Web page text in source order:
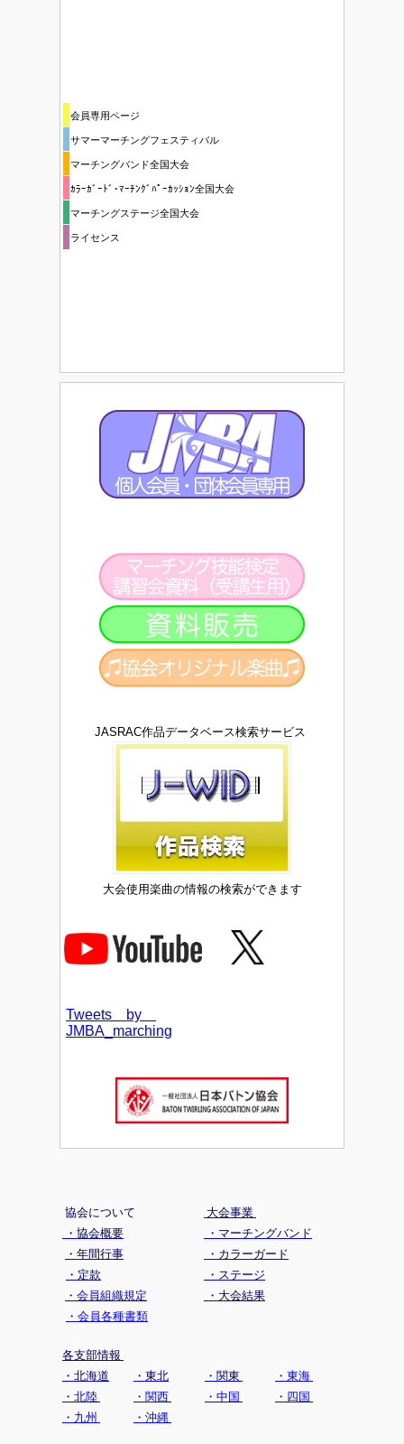
会員専用ページ
サマーマーチングフェスティバル
マーチングバンド全国大会
ｶﾗｰｶﾞｰﾄﾞ･ﾏｰﾁﾝｸﾞﾊﾟｰｶｯｼｮﾝ全国大会
マーチングステージ全国大会
ライセンス
JASRAC作品データベース検索サービス
大会使用楽曲の情報の検索ができます
Tweets by
JMBA_marching
協会について
大会事業
・協会概要
・マーチングバンド
・年間行事
・カラーガード
・定款
・ステージ
・会員組織規定
・大会結果
・会員各種書類
各支部情報
・北海道
・東北 ・関東
・東海
・北陸
・関西 ・中国
・四国
・九州
・沖縄